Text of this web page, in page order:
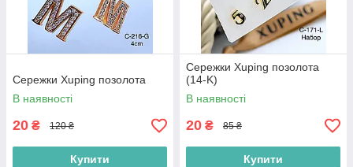
Сережки Xuping позолота
В наявності
20 ₴ 120 ₴
Купити
Сережки Xuping позолота
(14-K)
В наявності
20 ₴ 85 ₴
Купити